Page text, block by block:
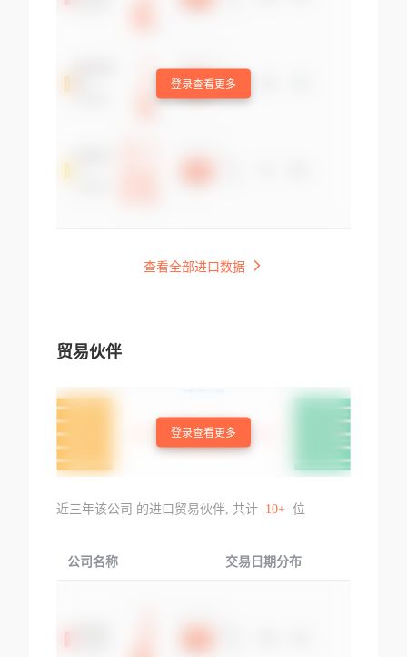
登录查看更多
查看全部进口数据
贸易伙伴
登录查看更多
近三年该公司 的进口贸易伙伴, 共计 10+ 位
公司名称 交易日期分布